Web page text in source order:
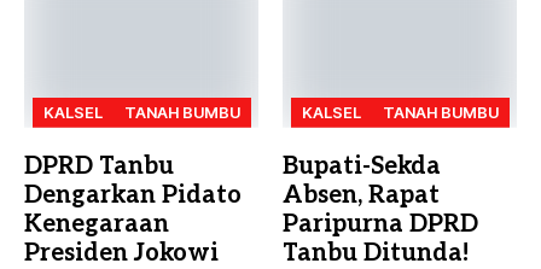
KALSEL TANAH BUMBU
DPRD Tanbu
Dengarkan Pidato
Kenegaraan
Presiden Jokowi
KALSEL TANAH BUMBU
Bupati-Sekda
Absen, Rapat
Paripurna DPRD
Tanbu Ditunda!